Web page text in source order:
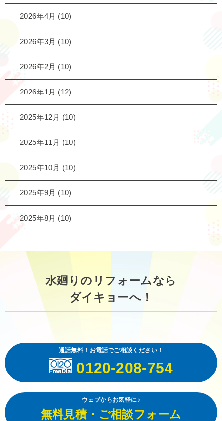
2026年4月 (10)
2026年3月 (10)
2026年2月 (10)
2026年1月 (12)
2025年12月 (10)
2025年11月 (10)
2025年10月 (10)
2025年9月 (10)
2025年8月 (10)
水廻りのリフォームなら
ダイキョーへ！
通話無料！お電話でご相談ください！
0120-208-754
ウェブからお気軽に♪
無料見積・ご相談フォーム